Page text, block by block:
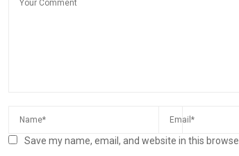
Save my name, email, and website in this